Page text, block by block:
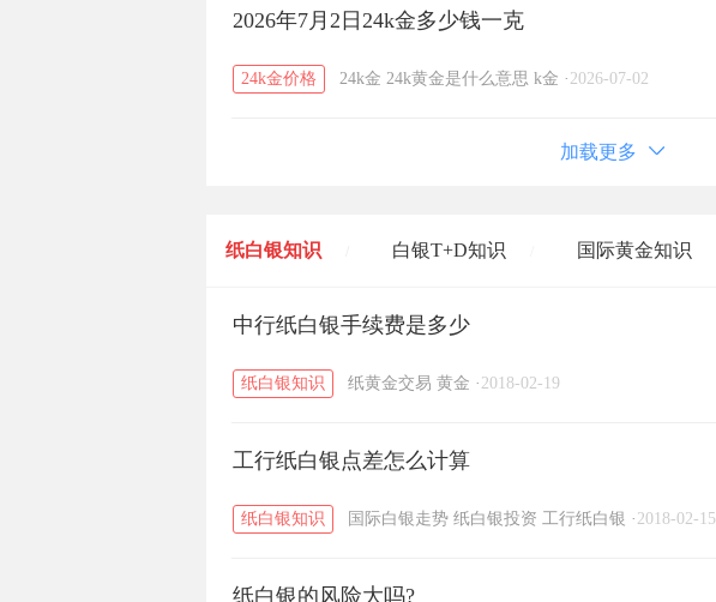
2026年7月2日24k金多少钱一克
24k金价格 24k金 24k黄金是什么意思 k金 · 2026-07-02
加载更多
纸白银知识 白银T+D知识 国际黄金知识
黄金T+D知识 / 粤贵银知识
中行纸白银手续费是多少
纸白银知识 纸黄金交易 黄金 · 2018-02-19
工行纸白银点差怎么计算
纸白银知识 国际白银走势 纸白银投资 工行纸白银 · 2018-02-15
纸白银的风险大吗?